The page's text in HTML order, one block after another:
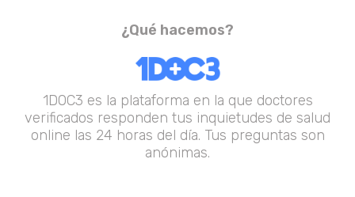
¿Qué hacemos?
1DOC3 es la plataforma en la que doctores
verificados responden tus inquietudes de salud
online las 24 horas del día. Tus preguntas son
anónimas.